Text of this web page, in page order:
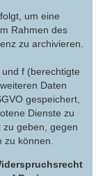
um eine
Rahmen des
zu archivieren.
f (berechtigte
Daten
gespeichert,
Dienste zu
geben, gegen
können.